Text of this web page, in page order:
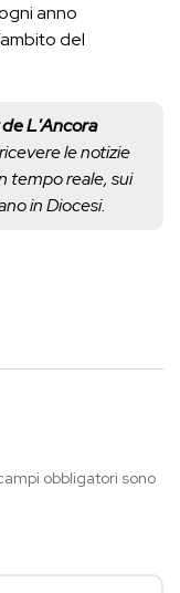
anno
del
L'Ancora
le notizie
tempo reale, sui
in Diocesi.
obbligatori sono